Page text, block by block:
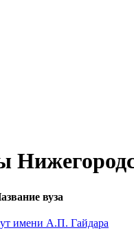
вуза
имени А.П. Гайдара